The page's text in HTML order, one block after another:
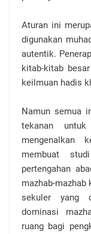
Aturan ini
digunakan
autentik.
kitab-kitab
keilmuan hadis
Namun semua
tekanan
mengenalkan
membuat
pertengahan
mazhab-
sekuler yang
dominasi
ruang bagi